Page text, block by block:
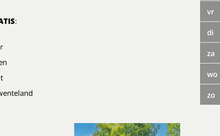
:
vr
di
za
wo
zo